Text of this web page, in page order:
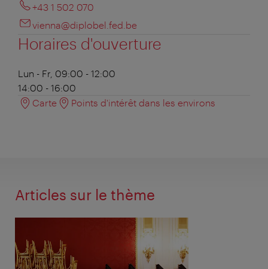
+43 1 502 070
vienna@diplobel.fed.be
Horaires d'ouverture
Lun - Fr, 09:00 - 12:00
14:00 - 16:00
Carte
Points d'intérêt dans les environs
Articles sur le thème